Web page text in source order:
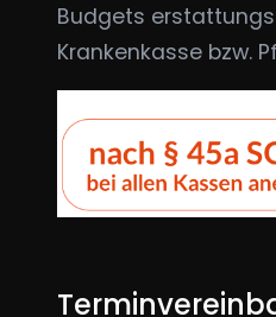
Budgets
Krankenkasse bzw.